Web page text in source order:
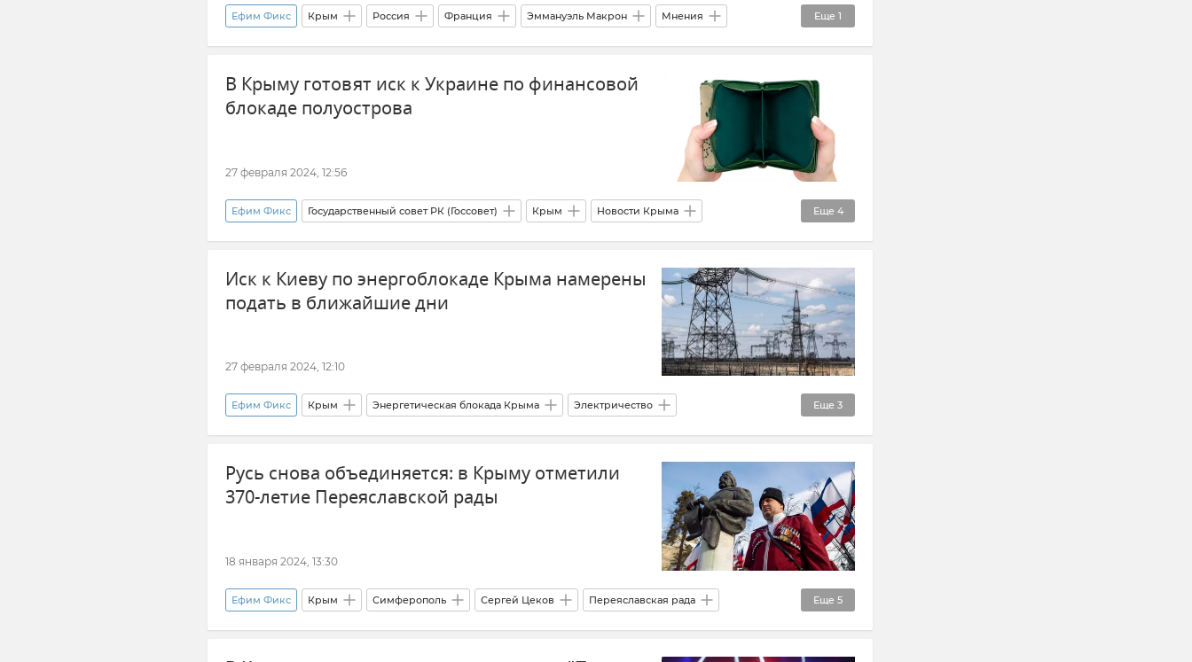
Еще 1
Ефим Фикс Крым Россия Франция Эммануэль Макрон Мнения
Политика
В Крыму готовят иск к Украине по финансовой
блокаде полуострова
27 февраля 2024, 12:56
Еще 4
Ефим Фикс Государственный совет РК (Госсовет) Крым Новости Крыма
Финансовая блокада Крыма Украина Ущерб Общество
Иск к Киеву по энергоблокаде Крыма намерены
подать в ближайшие дни
27 февраля 2024, 12:10
Еще 3
Ефим Фикс Крым Энергетическая блокада Крыма Электричество
Энергосистема Крыма Электросети Крыма Новости Крыма
Русь снова объединяется: в Крыму отметили
370-летие Переяславской рады
18 января 2024, 13:30
Еще 5
Ефим Фикс Крым Симферополь Сергей Цеков Переяславская рада
История Россия Новые регионы России Херсонская область Новости Крыма